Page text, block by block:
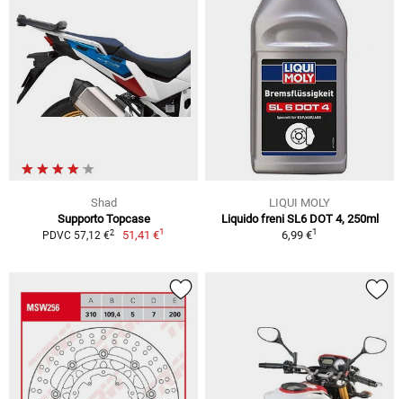
Shad
Supporto Topcase
PDVC 57,12 €2 51,41 €1
LIQUI MOLY
Liquido freni SL6 DOT 4, 250ml
6,99 €1